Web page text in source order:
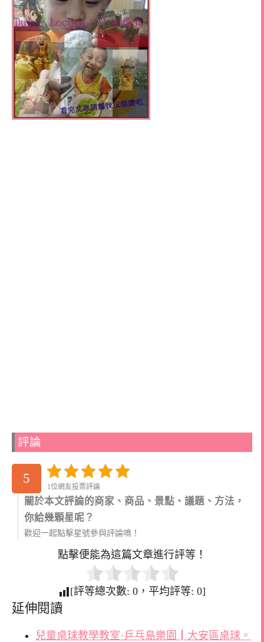
評論
5
1位網友投票評論
關於本文評論的商家、商品、景點、議題、方法，
你給幾顆星呢？
歡迎一起點擊星號參與評論唷！
點擊便能為這篇文章進行評等！
[評等總次數: 0 ，平均評等: 0]
延伸閱讀
兒童桌球教學教室·乒乓島樂園┃大安區桌球。